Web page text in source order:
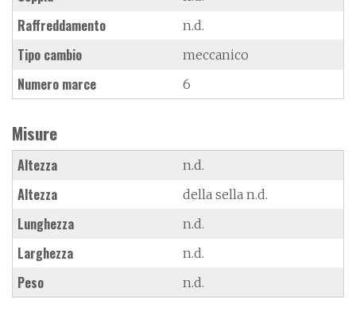
Raffreddamento n.d.
Tipo cambio meccanico
Numero marce 6
Misure
Altezza n.d.
Altezza della sella n.d.
Lunghezza n.d.
Larghezza n.d.
Peso n.d.